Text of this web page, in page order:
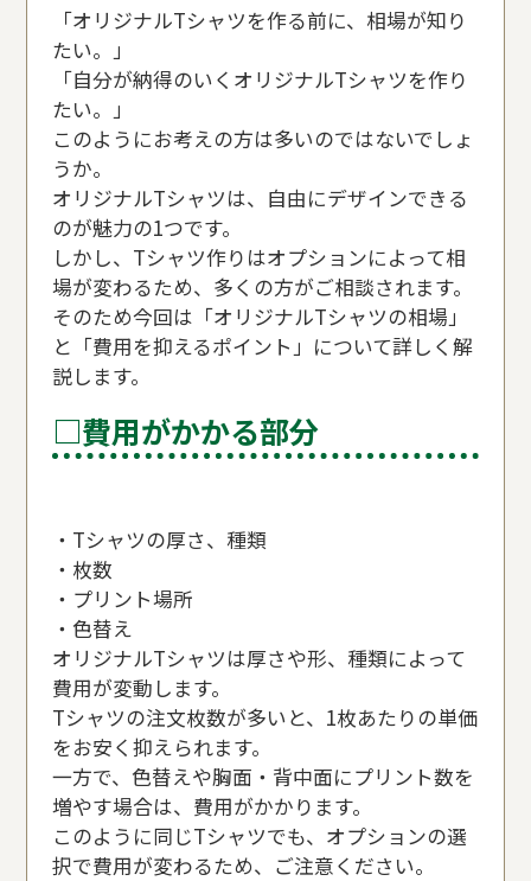
「オリジナルTシャツを作る前に、相場が知り
たい。」
「自分が納得のいくオリジナルTシャツを作り
たい。」
このようにお考えの方は多いのではないでしょ
うか。
オリジナルTシャツは、自由にデザインできる
のが魅力の1つです。
しかし、Tシャツ作りはオプションによって相
場が変わるため、多くの方がご相談されます。
そのため今回は「オリジナルTシャツの相場」
と「費用を抑えるポイント」について詳しく解
説します。
□費用がかかる部分
・Tシャツの厚さ、種類
・枚数
・プリント場所
・色替え
オリジナルTシャツは厚さや形、種類によって
費用が変動します。
Tシャツの注文枚数が多いと、1枚あたりの単価
をお安く抑えられます。
一方で、色替えや胸面・背中面にプリント数を
増やす場合は、費用がかかります。
このように同じTシャツでも、オプションの選
択で費用が変わるため、ご注意ください。